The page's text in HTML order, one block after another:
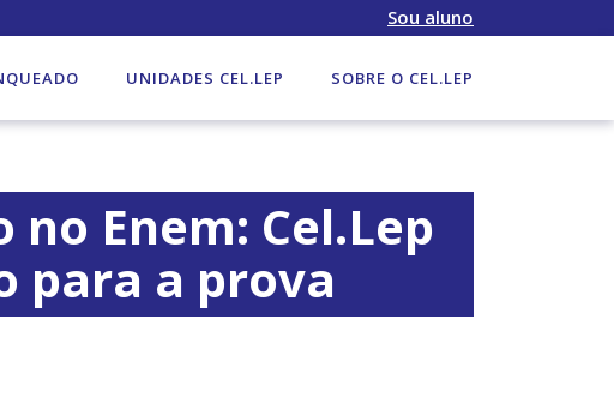
Sou aluno
UNIDADES CEL.LEP SOBRE O CEL.LEP
Enem: Cel.Lep
para a prova